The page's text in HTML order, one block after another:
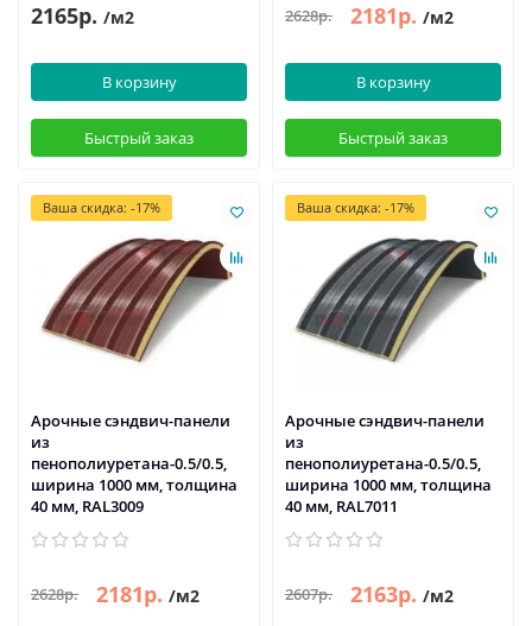
2165р. /м2
В корзину
Быстрый заказ
2628р. 2181р. /м2
В корзину
Быстрый заказ
Ваша скидка: -17%
Арочные сэндвич-панели
из
пенополиуретана-0.5/0.5,
ширина 1000 мм, толщина
40 мм, RAL3009
2628р. 2181р. /м2
Ваша скидка: -17%
Арочные сэндвич-панели
из
пенополиуретана-0.5/0.5,
ширина 1000 мм, толщина
40 мм, RAL7011
2607р. 2163р. /м2